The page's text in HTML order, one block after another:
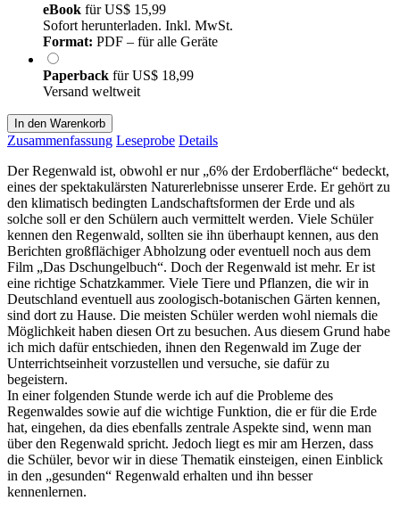
eBook fürUS$ 15,99
Sofort herunterladen. Inkl. MwSt.
Format: PDF – für alle Geräte
Paperback fürUS$ 18,99
Versand weltweit
In den Warenkorb
Zusammenfassung Leseprobe Details
Der Regenwald ist, obwohl er nur „6% der Erdoberfläche“ bedeckt,
eines der spektakulärsten Naturerlebnisse unserer Erde. Er gehört zu
den klimatisch bedingten Landschaftsformen der Erde und als
solche soll er den Schülern auch vermittelt werden. Viele Schüler
kennen den Regenwald, sollten sie ihn überhaupt kennen, aus den
Berichten großflächiger Abholzung oder eventuell noch aus dem
Film „Das Dschungelbuch“. Doch der Regenwald ist mehr. Er ist
eine richtige Schatzkammer. Viele Tiere und Pflanzen, die wir in
Deutschland eventuell aus zoologisch-botanischen Gärten kennen,
sind dort zu Hause. Die meisten Schüler werden wohl niemals die
Möglichkeit haben diesen Ort zu besuchen. Aus diesem Grund habe
ich mich dafür entschieden, ihnen den Regenwald im Zuge der
Unterrichtseinheit vorzustellen und versuche, sie dafür zu
begeistern.
In einer folgenden Stunde werde ich auf die Probleme des
Regenwaldes sowie auf die wichtige Funktion, die er für die Erde
hat, eingehen, da dies ebenfalls zentrale Aspekte sind, wenn man
über den Regenwald spricht. Jedoch liegt es mir am Herzen, dass
die Schüler, bevor wir in diese Thematik einsteigen, einen Einblick
in den „gesunden“ Regenwald erhalten und ihn besser
kennenlernen.